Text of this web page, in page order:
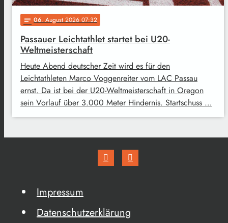
notes 06. August 2026 07:32
Passauer Leichtathlet startet bei U20-
Weltmeisterschaft
Heute Abend deutscher Zeit wird es für den
Leichtathleten Marco Voggenreiter vom LAC Passau
ernst. Da ist bei der U20-Weltmeisterschaft in Oregon
sein Vorlauf über 3.000 Meter Hindernis. Startschuss …
Impressum
Datenschutzerklärung